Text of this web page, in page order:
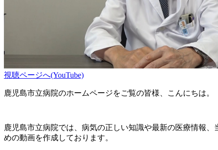
視聴ページへ(YouTube)
鹿児島市立病院のホームページをご覧の皆様、こんにちは。
鹿児島市立病院では、病気の正しい知識や最新の医療情報
めの動画を作成しております。